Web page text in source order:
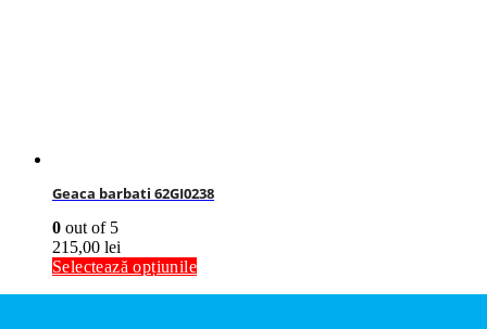
Geaca barbati 62GI0238
0 out of 5
215,00 lei
Selectează opțiunile